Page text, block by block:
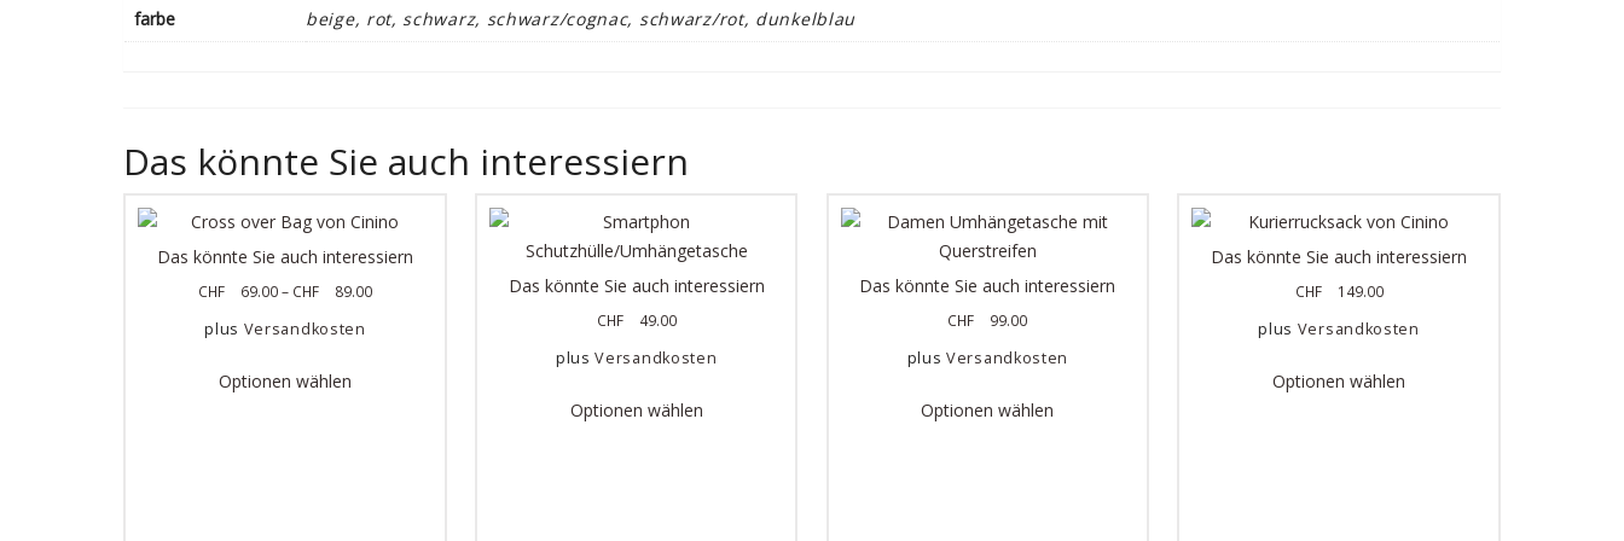
farbe beige, rot, schwarz, schwarz/cognac, schwarz/rot, dunkelblau
Das könnte Sie auch interessiern
Das könnte Sie auch interessiern
CHF 69.00– CHF
89.00
plus Versandkosten
Optionen wählen
Das könnte Sie auch interessiern
CHF
49.00
plusVersandkosten
Optionen wählen
Das könnte Sie auch interessiern
CHF
99.00
plusVersandkosten
Optionen wählen
Das könnte Sie auch interessiern
CHF
149.00
plus Versandkosten
Optionen wählen